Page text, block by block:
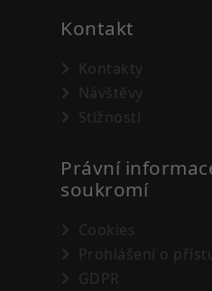
Kontakt
Kontakty
Návštěvy
Stížnosti
Právní
soukromí
Cookies
Prohlášení o
GDPR